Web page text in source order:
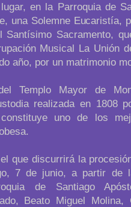
en la Parroquia de
una Solemne Eucaristía,
Santísimo Sacramento,
Musical La Unión
año, por un matrimonio
Templo Mayor de
realizada en 1808
uno de los
que discurrirá la
7 de junio, a partir de
de Santiago
Beato Miguel